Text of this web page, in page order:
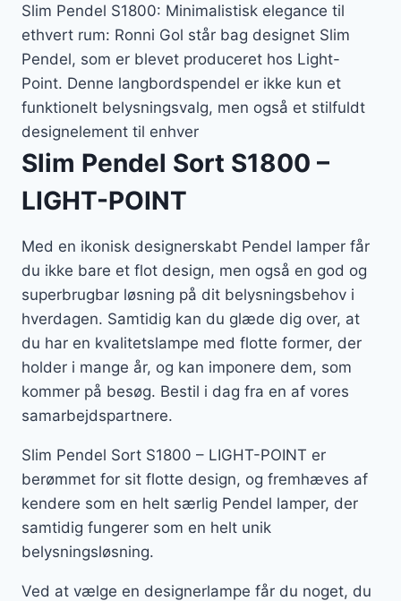
Slim Pendel S1800: Minimalistisk elegance til
ethvert rum: Ronni Gol står bag designet Slim
Pendel, som er blevet produceret hos Light-
Point. Denne langbordspendel er ikke kun et
funktionelt belysningsvalg, men også et stilfuldt
designelement til enhver
Slim Pendel Sort S1800 –
LIGHT-POINT
Med en ikonisk designerskabt Pendel lamper får
du ikke bare et flot design, men også en god og
superbrugbar løsning på dit belysningsbehov i
hverdagen. Samtidig kan du glæde dig over, at
du har en kvalitetslampe med flotte former, der
holder i mange år, og kan imponere dem, som
kommer på besøg. Bestil i dag fra en af vores
samarbejdspartnere.
Slim Pendel Sort S1800 – LIGHT-POINT er
berømmet for sit flotte design, og fremhæves af
kendere som en helt særlig Pendel lamper, der
samtidig fungerer som en helt unik
belysningsløsning.
Ved at vælge en designerlampe får du noget, du